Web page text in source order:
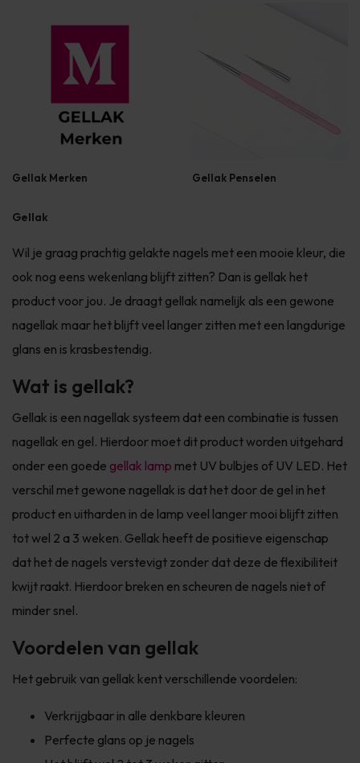
Gellak Merken Gellak Penselen
Gellak
Wil je graag prachtig gelakte nagels met een mooie kleur, die
ook nog eens wekenlang blijft zitten? Dan is gellak het
product voor jou. Je draagt gellak namelijk als een gewone
nagellak maar het blijft veel langer zitten met een langdurige
glans en is krasbestendig.
Wat is gellak?
Gellak is een nagellak systeem dat een combinatie is tussen
nagellak en gel. Hierdoor moet dit product worden uitgehard
onder een goede gellak lamp met UV bulbjes of UV LED. Het
verschil met gewone nagellak is dat het door de gel in het
product en uitharden in de lamp veel langer mooi blijft zitten
tot wel 2 a 3 weken. Gellak heeft de positieve eigenschap
dat het de nagels verstevigt zonder dat deze de flexibiliteit
kwijt raakt. Hierdoor breken en scheuren de nagels niet of
minder snel.
Voordelen van gellak
Het gebruik van gellak kent verschillende voordelen:
Verkrijgbaar in alle denkbare kleuren
Perfecte glans op je nagels